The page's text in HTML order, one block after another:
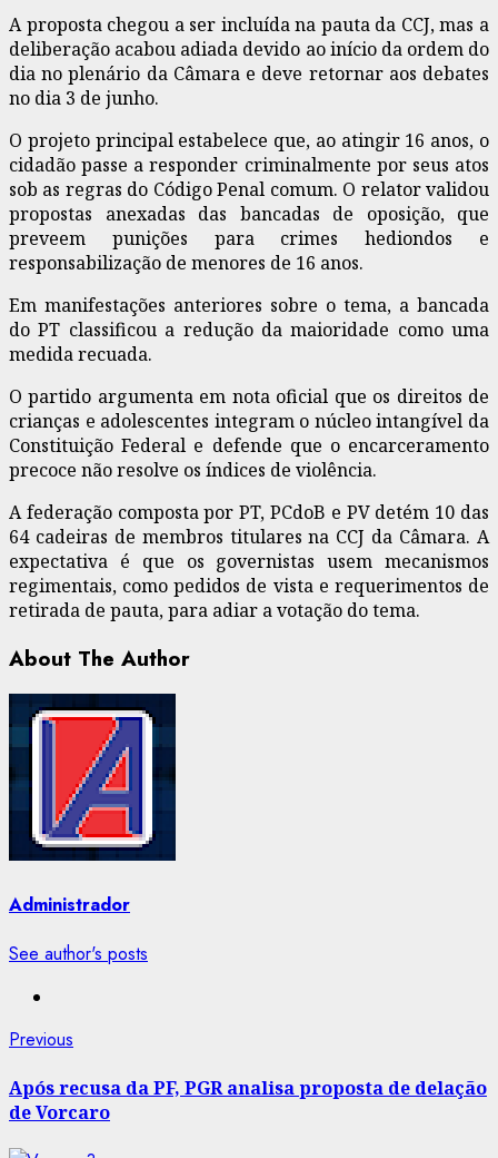
A proposta chegou a ser incluída na pauta da CCJ, mas a
deliberação acabou adiada devido ao início da ordem do
dia no plenário da Câmara e deve retornar aos debates
no dia 3 de junho.
O projeto principal estabelece que, ao atingir 16 anos, o
cidadão passe a responder criminalmente por seus atos
sob as regras do Código Penal comum. O relator validou
propostas anexadas das bancadas de oposição, que
preveem punições para crimes hediondos e
responsabilização de menores de 16 anos.
Em manifestações anteriores sobre o tema, a bancada
do PT classificou a redução da maioridade como uma
medida recuada.
O partido argumenta em nota oficial que os direitos de
crianças e adolescentes integram o núcleo intangível da
Constituição Federal e defende que o encarceramento
precoce não resolve os índices de violência.
A federação composta por PT, PCdoB e PV detém 10 das
64 cadeiras de membros titulares na CCJ da Câmara. A
expectativa é que os governistas usem mecanismos
regimentais, como pedidos de vista e requerimentos de
retirada de pauta, para adiar a votação do tema.
About The Author
Administrador
See author's posts
Post
navigation
Previous
Após recusa da PF, PGR analisa proposta de delação
de Vorcaro